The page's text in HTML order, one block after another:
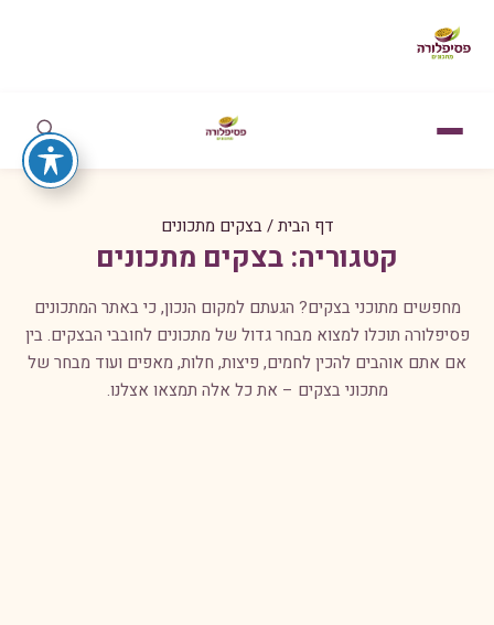
דף הבית/בצקים מתכונים
קטגוריה: בצקים מתכונים
מחפשים מתוכני בצקים? הגעתם למקום הנכון, כי באתר המתכונים
פסיפלורה תוכלו למצוא מבחר גדול של מתכונים לחובבי הבצקים. בין
אם אתם אוהבים להכין לחמים, פיצות, חלות, מאפים ועוד מבחר של
מתכוני בצקים – את כל אלה תמצאו אצלנו.